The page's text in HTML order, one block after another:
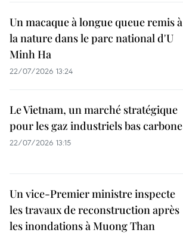
Un macaque à longue queue remis à
la nature dans le parc national d'U
Minh Ha
22/07/2026 13:24
Le Vietnam, un marché stratégique
pour les gaz industriels bas carbone
22/07/2026 13:15
Un vice-Premier ministre inspecte
les travaux de reconstruction après
les inondations à Muong Than